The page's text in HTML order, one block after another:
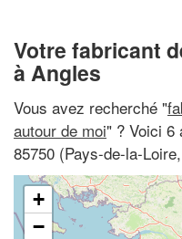
Votre fabricant
à Angles
Vous avez recherché "
autour de moi" ? Voici 6
85750 (Pays-de-la-
+
−